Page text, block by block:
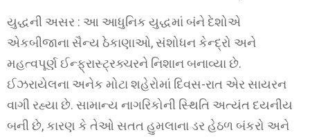
યુદ્ધની અસર : આ આધુનિક યુદ્ધમાં બંને દેશોએ
એકબીજાના સૈન્ય ઠેકાણાઓ, સંશોધન કેન્દ્રો અને
મહત્વપૂર્ણ ઈન્ફ્રાસ્ટ્રક્ચરને નિશાન બનાવ્યા છે.
ઈઝરાયેલના અનેક મોટા શહેરોમાં દિવસ-રાત એર સાયરન
વાગી રહ્યા છે. સામાન્ય નાગરિકોની સ્થિતિ અત્યંત દયનીય
બની છે, કારણ કે તેઓ સતત હુમલાના ડર હેઠળ બંકરો અને